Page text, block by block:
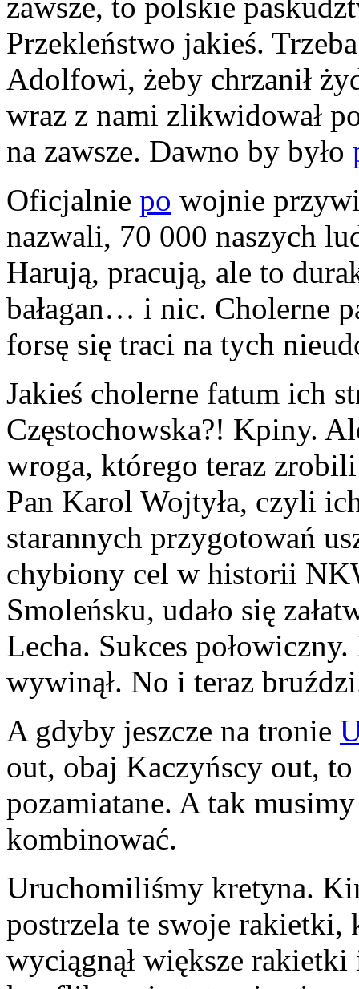
Przekleństwo jakieś.
Adolfowi, żeby chrzanił
wraz z nami zlikwidował
na zawsze. Dawno by było
Oficjalnie po wojnie
nazwali, 70 000 naszych
Harują, pracują, ale to
bałagan… i nic. Cholerne
forsę się traci na tych
Jakieś cholerne fatum ich
Częstochowska?! Kpiny.
wroga, którego teraz
Pan Karol Wojtyła, czyli
starannych przygotowań
chybiony cel w historii
Smoleńsku, udało się
Lecha. Sukces
wywinął. No i teraz
A gdyby jeszcze na tronie
out, obaj Kaczyńscy out,
pozamiatane. A tak
kombinować.
Uruchomiliśmy kretyna.
postrzela te swoje rakietki,
wyciągnął większe rakietki